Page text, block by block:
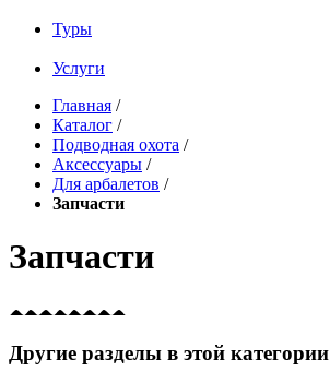
Туры
Услуги
Главная /
Каталог /
Подводная охота /
Аксессуары /
Для арбалетов /
Запчасти
Запчасти
Другие разделы в этой категории